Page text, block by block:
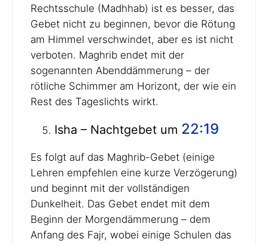
Rechtsschule (Madhhab) ist es besser, das
Gebet nicht zu beginnen, bevor die Rötung
am Himmel verschwindet, aber es ist nicht
verboten. Maghrib endet mit der
sogenannten Abenddämmerung – der
rötliche Schimmer am Horizont, der wie ein
Rest des Tageslichts wirkt.
Isha – Nachtgebet um 22:19
Es folgt auf das Maghrib-Gebet (einige
Lehren empfehlen eine kurze Verzögerung)
und beginnt mit der vollständigen
Dunkelheit. Das Gebet endet mit dem
Beginn der Morgendämmerung – dem
Anfang des Fajr, wobei einige Schulen das